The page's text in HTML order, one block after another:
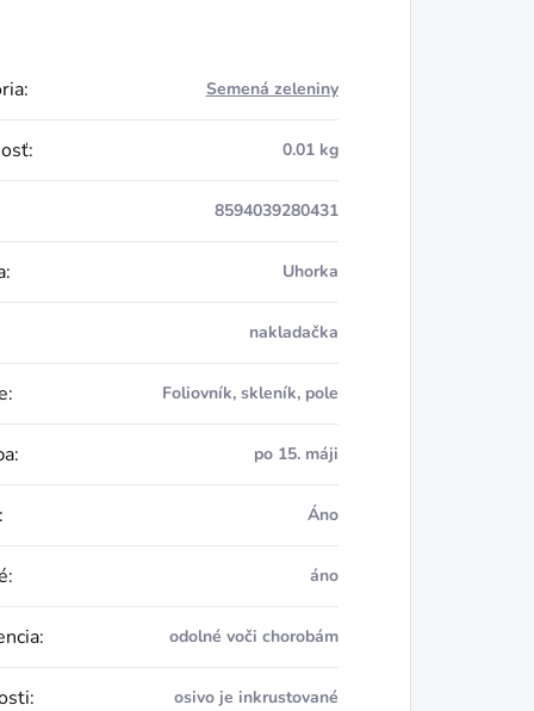
: Semená zeleniny
: 0.01 kg
8594039280431
: Uhorka
nakladačka
: Foliovník, skleník, pole
: po 15. máji
Áno
: áno
: odolné voči chorobám
: osivo je inkrustované